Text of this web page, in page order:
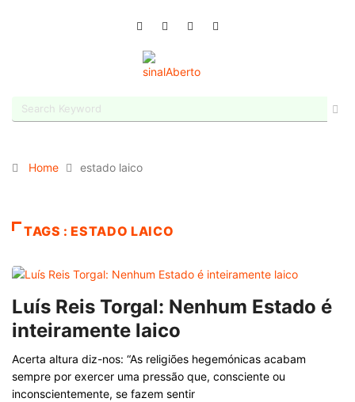
Home estado laico
TAGS : ESTADO LAICO
Luís Reis Torgal: Nenhum Estado é
inteiramente laico
Acerta altura diz-nos: “As religiões hegemónicas acabam
sempre por exercer uma pressão que, consciente ou
inconscientemente, se fazem sentir